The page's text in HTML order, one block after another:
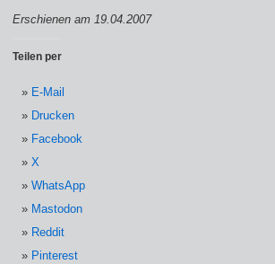
Erschienen am 19.04.2007
Teilen per
E-Mail
Drucken
Facebook
X
WhatsApp
Mastodon
Reddit
Pinterest